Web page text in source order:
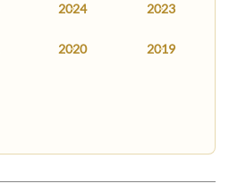
2024 2023
2020 2019